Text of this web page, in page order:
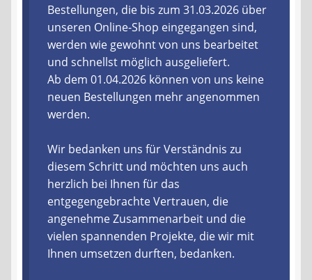
Ablauf einer Bestellung
Liefer- und Versandkosten
Zahlungsarten
Lieferzeit & Verfügbarkeit
Gutschein
Batterien- und Akku Verordnung
Elektro- und Elektronikgeräte Verordnung
Bestellungen, die bis zum 31.03.2026 über
unseren Online-Shop eingegangen sind,
werden wie gewohnt von uns bearbeitet
und schnellst möglich ausgeliefert.
Ab dem 01.04.2026 können von uns keine
neuen Bestellungen mehr angenommen
werden.
Wir bedanken uns für Verständnis zu
diesem Schritt und möchten uns auch
herzlich bei Ihnen für das
entgegengebrachte Vertrauen, die
angenehme Zusammenarbeit und die
vielen spannenden Projekte, die wir mit
Ihnen umsetzen durften, bedanken.